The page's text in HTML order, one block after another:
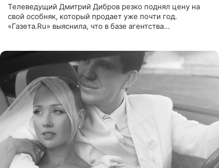
Телеведущий Дмитрий Дибров резко поднял цену на
свой особняк, который продает уже почти год.
«Газета.Ru» выяснила, что в базе агентства